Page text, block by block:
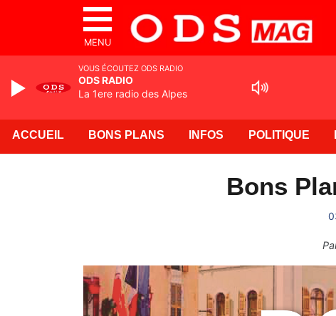
MENU
ACCUEIL BONS PLANS INFOS POLITIQUE
Bons
VOUS ÉCOUTEZ ODS RADIO
ODS RADIO
La 1ere radio des Alpes